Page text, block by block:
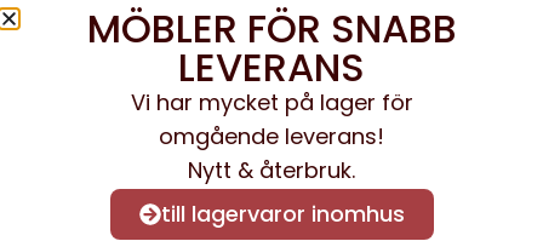
Sociala media
Facebook
Instagram
MÖBLER FÖR SNABB
LEVERANS
Vi har mycket på lager för
omgående leverans!
Nytt & återbruk.
till lagervaror inomhus